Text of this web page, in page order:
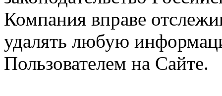
Компания вправе
удалять любую
Пользователем на Сайте.